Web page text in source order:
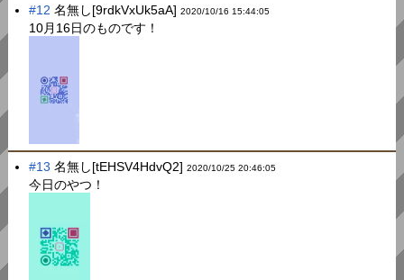
#12 名無し[9rdkVxUk5aA]2020/10/16 15:44:05
10月16日のものです！
#13 名無し[tEHSV4HdvQ2]2020/10/25 20:46:05
今日のやつ！